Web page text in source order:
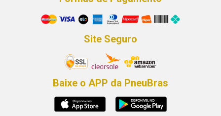
Site Seguro
Baixe o APP da PneuBras